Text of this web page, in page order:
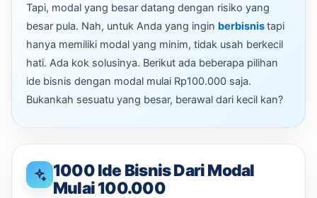
Tapi, modal yang besar datang dengan risiko yang
besar pula. Nah, untuk Anda yang ingin berbisnistapi
hanya memiliki modal yang minim, tidak usah berkecil
hati. Ada kok solusinya. Berikut ada beberapa pilihan
ide bisnis dengan modal mulai Rp100.000 saja.
Bukankah sesuatu yang besar, berawal dari kecil kan?
1000 Ide Bisnis Dari Modal
Mulai 100.000